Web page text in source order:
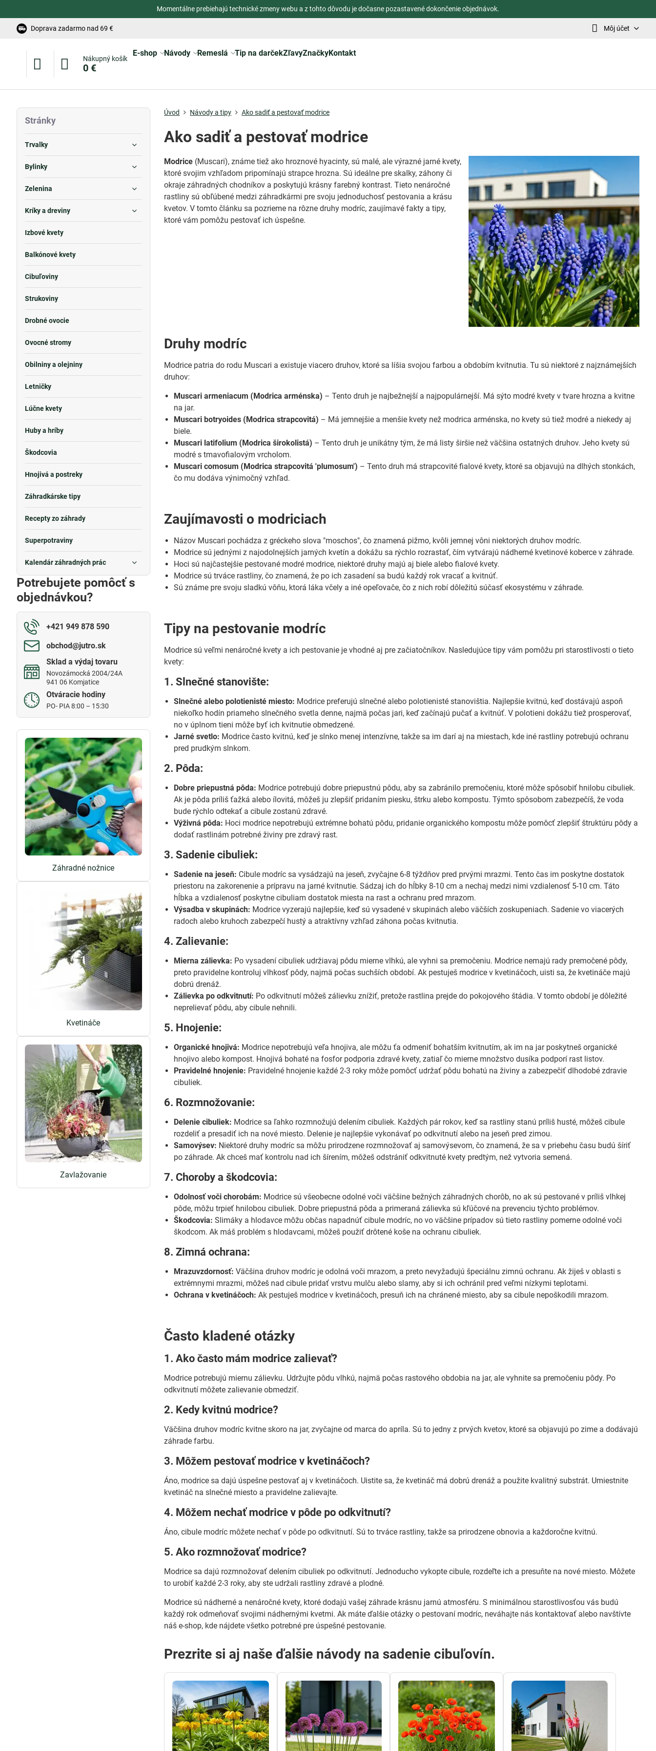
Momentálne prebiehajú technické zmeny webu a z tohto dôvodu je dočasne pozastavené dokončenie objednávok.
Doprava zadarmo nad 69 € Môj účet
Nákupný košík
0 €
E-shop Návody Remeslá Tip na darčekZľavyZnačkyKontakt
Úvod Návody a tipy Ako sadiť a pestovať modrice
Ako sadiť a pestovať modrice
Modrice (Muscari), známe tiež ako hroznové hyacinty, sú malé, ale výrazné jarné kvety,
ktoré svojim vzhľadom pripomínajú strapce hrozna. Sú ideálne pre skalky, záhony či
okraje záhradných chodníkov a poskytujú krásny farebný kontrast. Tieto nenáročné
rastliny sú obľúbené medzi záhradkármi pre svoju jednoduchosť pestovania a krásu
kvetov. V tomto článku sa pozrieme na rôzne druhy modríc, zaujímavé fakty a tipy,
ktoré vám pomôžu pestovať ich úspešne.
Druhy modríc
Modrice patria do rodu Muscari a existuje viacero druhov, ktoré sa líšia svojou farbou a obdobím kvitnutia. Tu sú niektoré z najznámejších
druhov:
Muscari armeniacum (Modrica arménska) – Tento druh je najbežnejší a najpopulárnejší. Má sýto modré kvety v tvare hrozna a kvitne
na jar.
Muscari botryoides (Modrica strapcovitá) – Má jemnejšie a menšie kvety než modrica arménska, no kvety sú tiež modré a niekedy aj
biele.
Muscari latifolium (Modrica širokolistá) – Tento druh je unikátny tým, že má listy širšie než väčšina ostatných druhov. Jeho kvety sú
modré s tmavofialovým vrcholom.
Muscari comosum (Modrica strapcovitá 'plumosum') – Tento druh má strapcovité fialové kvety, ktoré sa objavujú na dlhých stonkách,
čo mu dodáva výnimočný vzhľad.
Zaujímavosti o modriciach
Názov Muscari pochádza z gréckeho slova "moschos", čo znamená pižmo, kvôli jemnej vôni niektorých druhov modríc.
Modrice sú jednými z najodolnejších jarných kvetín a dokážu sa rýchlo rozrastať, čím vytvárajú nádherné kvetinové koberce v záhrade.
Hoci sú najčastejšie pestované modré modrice, niektoré druhy majú aj biele alebo fialové kvety.
Modrice sú trváce rastliny, čo znamená, že po ich zasadení sa budú každý rok vracať a kvitnúť.
Sú známe pre svoju sladkú vôňu, ktorá láka včely a iné opeľovače, čo z nich robí dôležitú súčasť ekosystému v záhrade.
Tipy na pestovanie modríc
Modrice sú veľmi nenáročné kvety a ich pestovanie je vhodné aj pre začiatočníkov. Nasledujúce tipy vám pomôžu pri starostlivosti o tieto
kvety:
1. Slnečné stanovište:
Slnečné alebo polotienisté miesto: Modrice preferujú slnečné alebo polotienisté stanovištia. Najlepšie kvitnú, keď dostávajú aspoň
niekoľko hodín priameho slnečného svetla denne, najmä počas jari, keď začínajú pučať a kvitnúť. V polotieni dokážu tiež prosperovať,
no v úplnom tieni môže byť ich kvitnutie obmedzené.
Jarné svetlo: Modrice často kvitnú, keď je slnko menej intenzívne, takže sa im darí aj na miestach, kde iné rastliny potrebujú ochranu
pred prudkým slnkom.
2. Pôda:
Dobre priepustná pôda: Modrice potrebujú dobre priepustnú pôdu, aby sa zabránilo premočeniu, ktoré môže spôsobiť hnilobu cibuliek.
Ak je pôda príliš ťažká alebo ílovitá, môžeš ju zlepšiť pridaním piesku, štrku alebo kompostu. Týmto spôsobom zabezpečíš, že voda
bude rýchlo odtekať a cibule zostanú zdravé.
Výživná pôda: Hoci modrice nepotrebujú extrémne bohatú pôdu, pridanie organického kompostu môže pomôcť zlepšiť štruktúru pôdy a
dodať rastlinám potrebné živiny pre zdravý rast.
3. Sadenie cibuliek:
Sadenie na jeseň: Cibule modríc sa vysádzajú na jeseň, zvyčajne 6-8 týždňov pred prvými mrazmi. Tento čas im poskytne dostatok
priestoru na zakorenenie a prípravu na jarné kvitnutie. Sádzaj ich do hĺbky 8-10 cm a nechaj medzi nimi vzdialenosť 5-10 cm. Táto
hĺbka a vzdialenosť poskytne cibuliam dostatok miesta na rast a ochranu pred mrazom.
Výsadba v skupinách: Modrice vyzerajú najlepšie, keď sú vysadené v skupinách alebo väčších zoskupeniach. Sadenie vo viacerých
radoch alebo kruhoch zabezpečí hustý a atraktívny vzhľad záhona počas kvitnutia.
4. Zalievanie:
Mierna zálievka: Po vysadení cibuliek udržiavaj pôdu mierne vlhkú, ale vyhni sa premočeniu. Modrice nemajú rady premočené pôdy,
preto pravidelne kontroluj vlhkosť pôdy, najmä počas suchších období. Ak pestuješ modrice v kvetináčoch, uisti sa, že kvetináče majú
dobrú drenáž.
Zálievka po odkvitnutí: Po odkvitnutí môžeš zálievku znížiť, pretože rastlina prejde do pokojového štádia. V tomto období je dôležité
neprelievať pôdu, aby cibule nehnili.
5. Hnojenie:
Organické hnojivá: Modrice nepotrebujú veľa hnojiva, ale môžu ťa odmeniť bohatším kvitnutím, ak im na jar poskytneš organické
hnojivo alebo kompost. Hnojivá bohaté na fosfor podporia zdravé kvety, zatiaľ čo mierne množstvo dusíka podporí rast listov.
Pravidelné hnojenie: Pravidelné hnojenie každé 2-3 roky môže pomôcť udržať pôdu bohatú na živiny a zabezpečiť dlhodobé zdravie
cibuliek.
6. Rozmnožovanie:
Delenie cibuliek: Modrice sa ľahko rozmnožujú delením cibuliek. Každých pár rokov, keď sa rastliny stanú príliš husté, môžeš cibule
rozdeliť a presadiť ich na nové miesto. Delenie je najlepšie vykonávať po odkvitnutí alebo na jeseň pred zimou.
Samovýsev: Niektoré druhy modríc sa môžu prirodzene rozmnožovať aj samovýsevom, čo znamená, že sa v priebehu času budú šíriť
po záhrade. Ak chceš mať kontrolu nad ich šírením, môžeš odstrániť odkvitnuté kvety predtým, než vytvoria semená.
7. Choroby a škodcovia:
Odolnosť voči chorobám: Modrice sú všeobecne odolné voči väčšine bežných záhradných chorôb, no ak sú pestované v príliš vlhkej
pôde, môžu trpieť hnilobou cibuliek. Dobre priepustná pôda a primeraná zálievka sú kľúčové na prevenciu týchto problémov.
Škodcovia: Slimáky a hlodavce môžu občas napadnúť cibule modríc, no vo väčšine prípadov sú tieto rastliny pomerne odolné voči
škodcom. Ak máš problém s hlodavcami, môžeš použiť drôtené koše na ochranu cibuliek.
8. Zimná ochrana:
Mrazuvzdornosť: Väčšina druhov modríc je odolná voči mrazom, a preto nevyžadujú špeciálnu zimnú ochranu. Ak žiješ v oblasti s
extrémnymi mrazmi, môžeš nad cibule pridať vrstvu mulču alebo slamy, aby si ich ochránil pred veľmi nízkymi teplotami.
Ochrana v kvetináčoch: Ak pestuješ modrice v kvetináčoch, presuň ich na chránené miesto, aby sa cibule nepoškodili mrazom.
Často kladené otázky
1. Ako často mám modrice zalievať?
Modrice potrebujú miernu zálievku. Udržujte pôdu vlhkú, najmä počas rastového obdobia na jar, ale vyhnite sa premočeniu pôdy. Po
odkvitnutí môžete zalievanie obmedziť.
2. Kedy kvitnú modrice?
Väčšina druhov modríc kvitne skoro na jar, zvyčajne od marca do apríla. Sú to jedny z prvých kvetov, ktoré sa objavujú po zime a dodávajú
záhrade farbu.
3. Môžem pestovať modrice v kvetináčoch?
Áno, modrice sa dajú úspešne pestovať aj v kvetináčoch. Uistite sa, že kvetináč má dobrú drenáž a použite kvalitný substrát. Umiestnite
kvetináč na slnečné miesto a pravidelne zalievajte.
4. Môžem nechať modrice v pôde po odkvitnutí?
Áno, cibule modríc môžete nechať v pôde po odkvitnutí. Sú to trváce rastliny, takže sa prirodzene obnovia a každoročne kvitnú.
5. Ako rozmnožovať modrice?
Modrice sa dajú rozmnožovať delením cibuliek po odkvitnutí. Jednoducho vykopte cibule, rozdeľte ich a presuňte na nové miesto. Môžete
to urobiť každé 2-3 roky, aby ste udržali rastliny zdravé a plodné.
Modrice sú nádherné a nenáročné kvety, ktoré dodajú vašej záhrade krásnu jarnú atmosféru. S minimálnou starostlivosťou vás budú
každý rok odmeňovať svojimi nádhernými kvetmi. Ak máte ďalšie otázky o pestovaní modríc, neváhajte nás kontaktovať alebo navštívte
náš e-shop, kde nájdete všetko potrebné pre úspešné pestovanie.
Prezrite si aj naše ďalšie návody na sadenie cibuľovín.
Stránky
Trvalky
Bylinky
Zelenina
Kríky a dreviny
Izbové kvety
Balkónové kvety
Cibuľoviny
Strukoviny
Drobné ovocie
Ovocné stromy
Obilniny a olejniny
Letničky
Lúčne kvety
Huby a hríby
Škodcovia
Hnojivá a postreky
Záhradkárske tipy
Recepty zo záhrady
Superpotraviny
Kalendár záhradných prác
Potrebujete pomôcť s
objednávkou?
+421 949 878 590
obchod​@jutro​.sk
Sklad a výdaj tovaru
Novozámocká 2004/24A
941 06 Komjatice
Otváracie hodiny
PO- PIA 8:00 – 15:30
Záhradné nožnice
Kvetináče
Zavlažovanie